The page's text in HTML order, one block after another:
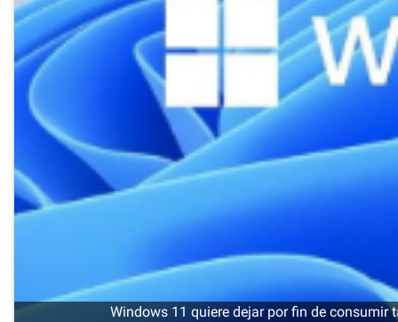
Windows 11 quiere dejar por fin de